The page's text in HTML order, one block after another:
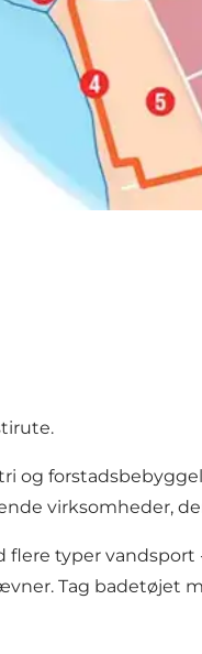
virksomheder,
typer
Tag badetøjet